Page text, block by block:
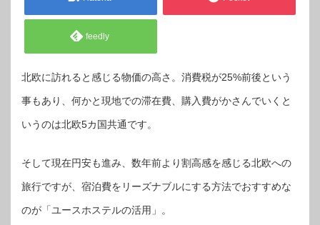
feedly
北欧に訪れると感じる物価の高さ。消費税が25%前後という
事もあり、何かと現地での滞在費、購入費がかさんでいくと
いうのは北欧5カ国共通です。
そして現在円安も進み、数年前より割高感を感じる北欧への
旅行ですが、宿泊費をリーズナブルにする方法でおすすめな
のが「ユースホステルの活用」。